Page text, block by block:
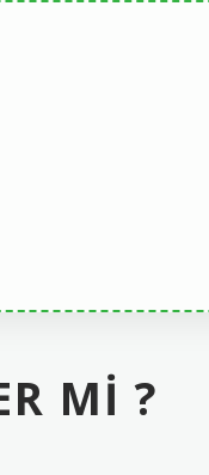
MI ?